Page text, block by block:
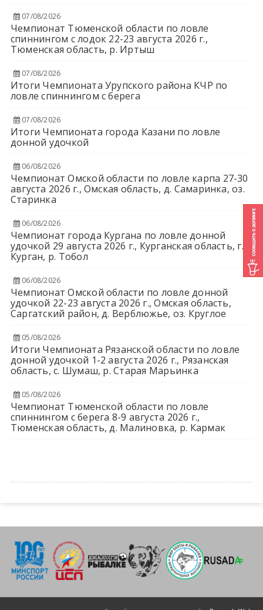
07/08/2026
Чемпионат Тюменской области по ловле
спиннингом с лодок 22-23 августа 2026 г.,
Тюменская область, р. Иртыш
07/08/2026
Итоги Чемпионата Урупского района КЧР по
ловле спиннингом с берега
07/08/2026
Итоги Чемпионата города Казани по ловле
донной удочкой
06/08/2026
Чемпионат Омской области по ловле карпа 27-30
августа 2026 г., Омская область, д. Самаринка, оз.
Старинка
06/08/2026
Чемпионат города Кургана по ловле донной
удочкой 29 августа 2026 г., Курганская область, г.
Курган, р. Тобол
06/08/2026
Чемпионат Омской области по ловле донной
удочкой 22-23 августа 2026 г., Омская область,
Саргатский район, д. Верблюжье, оз. Круглое
05/08/2026
Итоги Чемпионата Рязанской области по ловле
донной удочкой 1-2 августа 2026 г., Рязанская
область, с. Шумаш, р. Старая Марьинка
05/08/2026
Чемпионат Тюменской области по ловле
спиннингом с берега 8-9 августа 2026 г.,
Тюменская область, д. Малиновка, р. Кармак